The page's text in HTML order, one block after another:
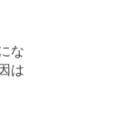
な
は